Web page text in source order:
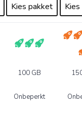
Kies pakket
100 GB
Onbeperkt